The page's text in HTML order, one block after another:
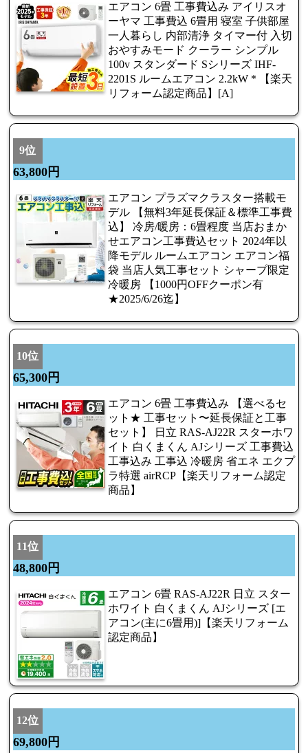
エアコン 6畳 工事費込み アイリスオ
ーヤマ 工事費込 6畳用 寝室 子供部屋
一人暮らし 内部清浄 タイマー付 入切
おやすみモード クーラー シンプル
100v スタンダード Sシリーズ IHF-
2201S ルームエアコン 2.2kW * 【楽天
リフォーム認定商品】[A]
9位
63,800円
エアコン プラズマクラスター搭載モ
デル 【無料3年延長保証＆標準工事費
込】 冷房/暖房：6畳程度 当店おまか
せエアコン工事費込セット 2024年以
降モデル ルームエアコン エアコン福
袋 当店人気工事セット シャープ限定
冷暖房 【1000円OFFクーポン有
★2025/6/26迄】
10位
65,300円
エアコン 6畳 工事費込み 【選べるセ
ット★ 工事セット〜延長保証と工事
セット】 日立 RAS-AJ22R スターホワ
イト 白くまくん AJシリーズ 工事費込
工事込み 工事込 冷暖房 省エネ エクプ
ラ特選 airRCP【楽天リフォーム認定
商品】
11位
48,800円
エアコン 6畳 RAS-AJ22R 日立 スター
ホワイト 白くまくん AJシリーズ [エ
アコン(主に6畳用)]【楽天リフォーム
認定商品】
12位
69,800円